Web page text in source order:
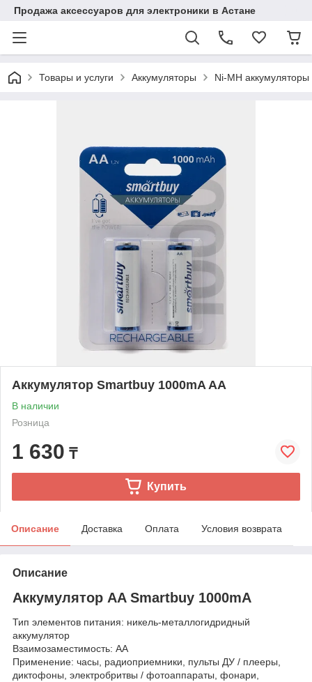
Продажа аксессуаров для электроники в Астане
Товары и услуги Аккумуляторы Ni-MH аккумуляторы
Аккумулятop Smartbuy 1000mA AA
В наличии
Розница
1 630 ₸
Купить
Описание Доставка Оплата Условия возврата
Описание
Аккумулятор AA Smartbuy 1000mA
Тип элементов питания: никель-металлогидридный
аккумулятор
Взаимозаместимость: AA
Применение: часы, радиоприемники, пульты ДУ / плееры,
диктофоны, электробритвы / фотоаппараты, фонари,